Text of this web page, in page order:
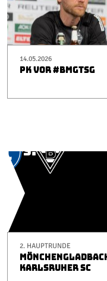
14.05.2026
PK VOR #BMGTSG
2. HAUPTRUNDE
KARLSRUHER SC